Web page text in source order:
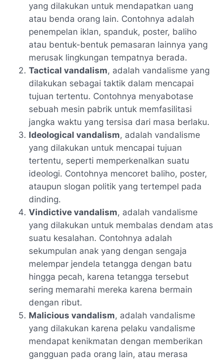
yang dilakukan untuk mendapatkan uang
atau benda orang lain. Contohnya adalah
penempelan iklan, spanduk, poster, baliho
atau bentuk-bentuk pemasaran lainnya yang
merusak lingkungan tempatnya berada.
Tactical vandalism, adalah vandalisme yang
dilakukan sebagai taktik dalam mencapai
tujuan tertentu. Contohnya menyabotase
sebuah mesin pabrik untuk memfasilitasi
jangka waktu yang tersisa dari masa berlaku.
Ideological vandalism, adalah vandalisme
yang dilakukan untuk mencapai tujuan
tertentu, seperti memperkenalkan suatu
ideologi. Contohnya mencoret baliho, poster,
ataupun slogan politik yang tertempel pada
dinding.
Vindictive vandalism, adalah vandalisme
yang dilakukan untuk membalas dendam atas
suatu kesalahan. Contohnya adalah
sekumpulan anak yang dengan sengaja
melempar jendela tetangga dengan batu
hingga pecah, karena tetangga tersebut
sering memarahi mereka karena bermain
dengan ribut.
Malicious vandalism, adalah vandalisme
yang dilakukan karena pelaku vandalisme
mendapat kenikmatan dengan memberikan
gangguan pada orang lain, atau merasa